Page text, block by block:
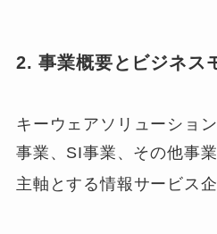
2. 事業概要とビジネス
キーウェアソリューショ
事業、SI事業、その他事
主軸とする情報サービス